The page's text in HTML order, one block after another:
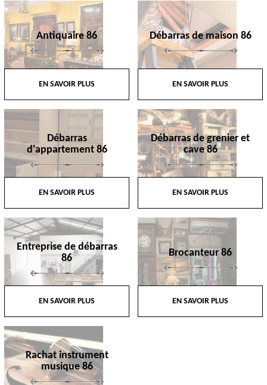
Antiquaire 86
EN SAVOIR PLUS
Débarras de maison 86
EN SAVOIR PLUS
Débarras
d'appartement 86
EN SAVOIR PLUS
Débarras de grenier et
cave 86
EN SAVOIR PLUS
Entreprise de débarras
86
EN SAVOIR PLUS
Brocanteur 86
EN SAVOIR PLUS
Rachat instrument
musique 86